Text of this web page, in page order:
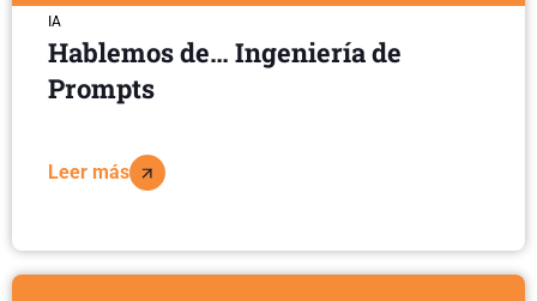
IA
Hablemos de… Ingeniería de
Prompts
Leer más